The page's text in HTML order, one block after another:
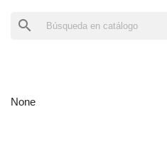
search
None